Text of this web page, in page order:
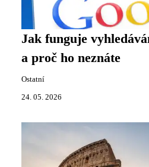
Jak funguje
a proč ho neznáte
Ostatní
24. 05. 2026